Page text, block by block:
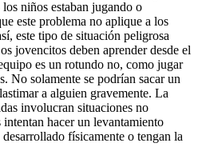
niños estaban jugando o
este problema no aplique a los
este tipo de situación peligrosa
jovencitos deben aprender desde el
es un rotundo no, como jugar
No solamente se podrían sacar un
a alguien gravemente. La
involucran situaciones no
hacer un levantamiento
físicamente o tengan la